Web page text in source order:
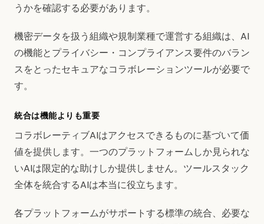
うかを確認する必要があります。
機密データを扱う組織や規制業種で運営する組織は、AI
の機能とプライバシー・コンプライアンス要件のバラン
スをとったセキュアなコラボレーションツールが必要で
す。
統合は機能よりも重要
コラボレーティブAIはアクセスできるものに基づいて価
値を提供します。一つのプラットフォームしか見られな
いAIは限定的な助けしか提供しません。ツールスタック
全体を統合するAIは本当に役立ちます。
各プラットフォームがサポートする標準の統合、必要な